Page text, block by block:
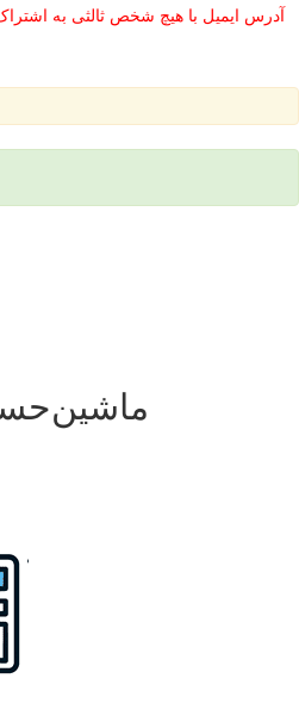
آدرس ایمیل با هیچ شخص ثالثی به